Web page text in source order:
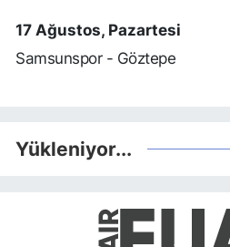
17 Ağustos, Pazartesi
Samsunspor - Göztepe
Yükleniyor...